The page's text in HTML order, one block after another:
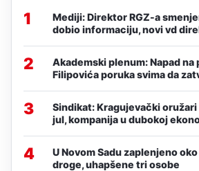
1
Mediji: Direktor RGZ-a
dobio informaciju, novi vd
2
Akademski plenum: Napad
Filipovića poruka svima da
3
Sindikat: Kragujevački
jul, kompanija u dubokoj
4
U Novom Sadu zaplenjeno
droge, uhapšene tri osobe